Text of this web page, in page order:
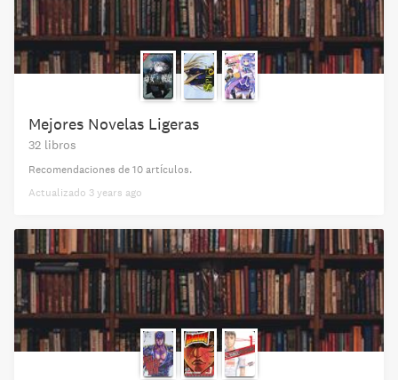
Mejores Novelas Ligeras
32 libros
Recomendaciones de 10 artículos.
Actualizado 3 years ago